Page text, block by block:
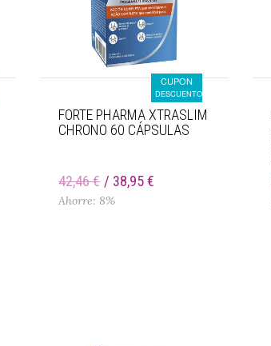
CUPON
DESCUENTO
FORTE PHARMA XTRASLIM
CHRONO 60 CÁPSULAS
42,46 € 38,95 €
Ahorre: 8%